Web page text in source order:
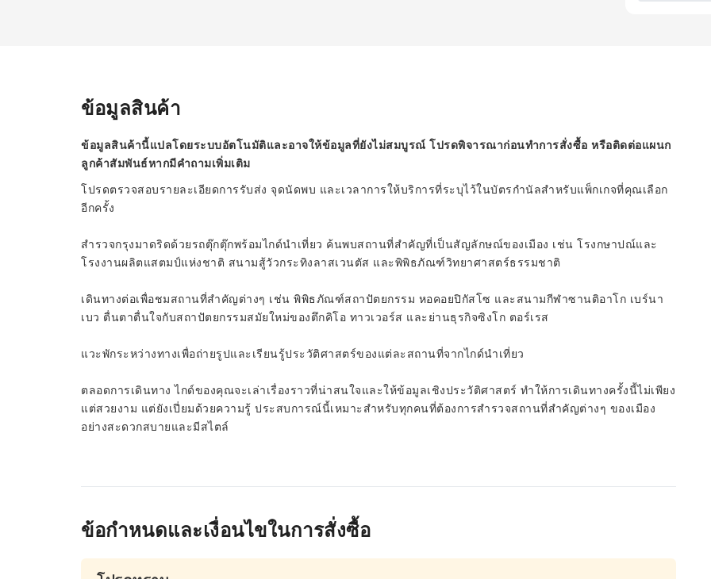
ข้อมูลสินค้า
ข้อมูลสินค้านี้แปลโดยระบบอัตโนมัติและอาจให้ข้อมูลที่ยังไม่สมบูรณ์ โปรดพิจารณาก่อนทำการสั่งซื้อ หรือติดต่อแผนก
ลูกค้าสัมพันธ์หากมีคำถามเพิ่มเติม
โปรดตรวจสอบรายละเอียดการรับส่ง จุดนัดพบ และเวลาการให้บริการที่ระบุไว้ในบัตรกำนัลสำหรับแพ็กเกจที่คุณเลือก
อีกครั้ง
สำรวจกรุงมาดริดด้วยรถตุ๊กตุ๊กพร้อมไกด์นำเที่ยว ค้นพบสถานที่สำคัญที่เป็นสัญลักษณ์ของเมือง เช่น โรงกษาปณ์และ
โรงงานผลิตแสตมป์แห่งชาติ สนามสู้วัวกระทิงลาสเวนตัส และพิพิธภัณฑ์วิทยาศาสตร์ธรรมชาติ
เดินทางต่อเพื่อชมสถานที่สำคัญต่างๆ เช่น พิพิธภัณฑ์สถาปัตยกรรม หอคอยปิกัสโซ และสนามกีฬาซานติอาโก เบร์นา
เบว ตื่นตาตื่นใจกับสถาปัตยกรรมสมัยใหม่ของตึกคิโอ ทาวเวอร์ส และย่านธุรกิจซิงโก ตอร์เรส
แวะพักระหว่างทางเพื่อถ่ายรูปและเรียนรู้ประวัติศาสตร์ของแต่ละสถานที่จากไกด์นำเที่ยว
ตลอดการเดินทาง ไกด์ของคุณจะเล่าเรื่องราวที่น่าสนใจและให้ข้อมูลเชิงประวัติศาสตร์ ทำให้การเดินทางครั้งนี้ไม่เพียง
แต่สวยงาม แต่ยังเปี่ยมด้วยความรู้ ประสบการณ์นี้เหมาะสำหรับทุกคนที่ต้องการสำรวจสถานที่สำคัญต่างๆ ของเมือง
อย่างสะดวกสบายและมีสไตล์
ข้อกำหนดและเงื่อนไขในการสั่งซื้อ